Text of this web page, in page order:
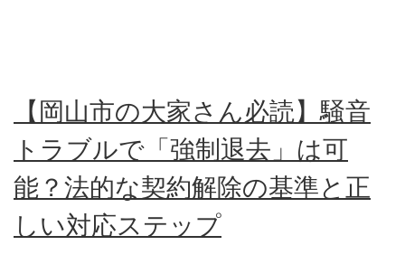
【岡山市の大家さん必読】騒音
トラブルで「強制退去」は可
能？法的な契約解除の基準と正
しい対応ステップ